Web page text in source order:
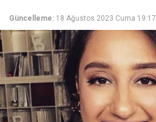
Güncelleme: 18 Ağustos 2023 Cuma 19:17